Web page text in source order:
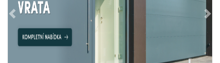
Předchozí